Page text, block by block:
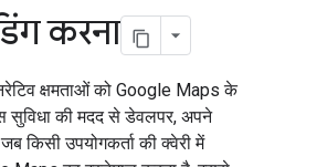
करना
क्षमताओं को Google Maps के
सुविधा की मदद से डेवलपर, अपने
किसी उपयोगकर्ता की क्वेरी में